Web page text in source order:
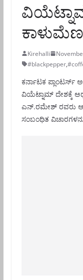
Kirehalli
#blackpepper,
ಕರ್ನಾಟಕ
ವಿಯೆಟ್ನಾಮ್ ದೇಶಕ್ಕೆ
ಎನ್.ರಮೇಶ್ ರವರು ಆ
ಸಂಬಂಧಿತ